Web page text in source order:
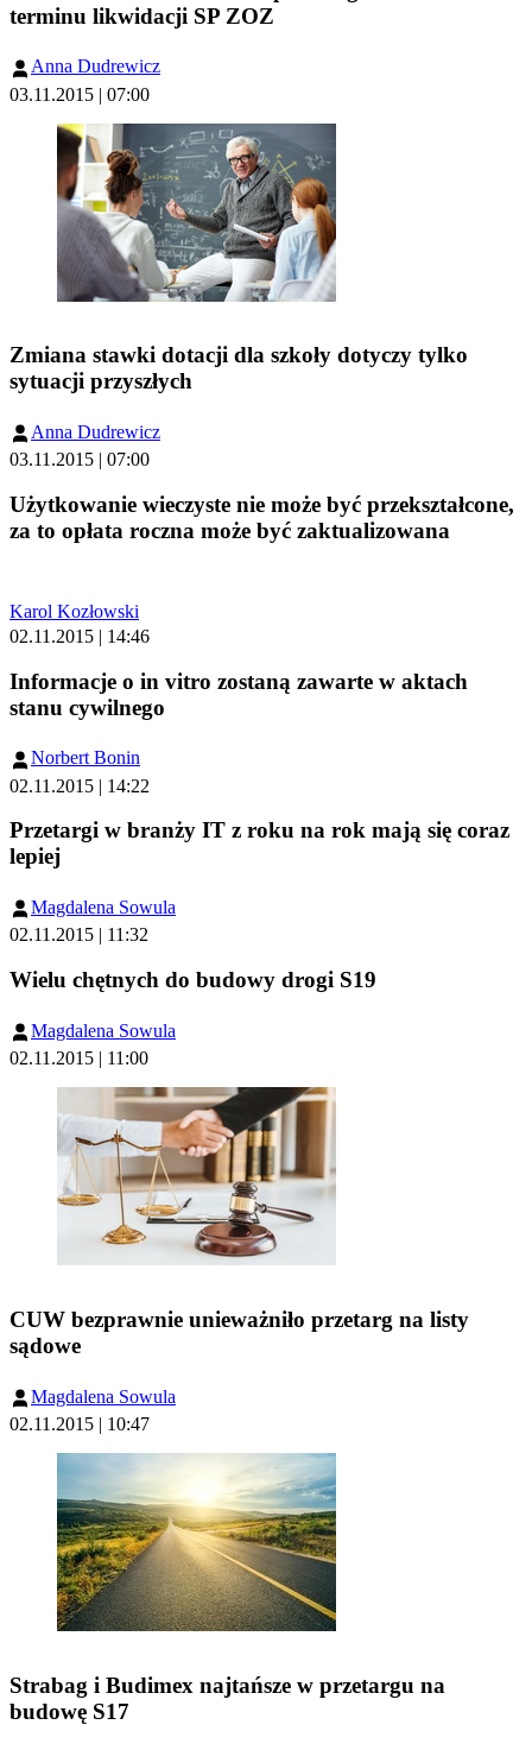
terminu likwidacji SP ZOZ
Anna Dudrewicz
03.11.2015 | 07:00
Zmiana stawki dotacji dla szkoły dotyczy tylko
sytuacji przyszłych
Anna Dudrewicz
03.11.2015 | 07:00
Użytkowanie wieczyste nie może być przekształcone,
za to opłata roczna może być zaktualizowana
Karol Kozłowski
02.11.2015 | 14:46
Informacje o in vitro zostaną zawarte w aktach
stanu cywilnego
Norbert Bonin
02.11.2015 | 14:22
Przetargi w branży IT z roku na rok mają się coraz
lepiej
Magdalena Sowula
02.11.2015 | 11:32
Wielu chętnych do budowy drogi S19
Magdalena Sowula
02.11.2015 | 11:00
CUW bezprawnie unieważniło przetarg na listy
sądowe
Magdalena Sowula
02.11.2015 | 10:47
Strabag i Budimex najtańsze w przetargu na
budowę S17